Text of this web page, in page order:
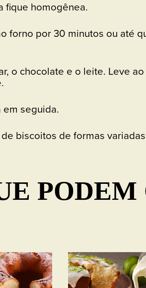
fique homogênea.
forno por 30 minutos ou até
o chocolate e o leite. Leve
seguida.
biscoitos de formas